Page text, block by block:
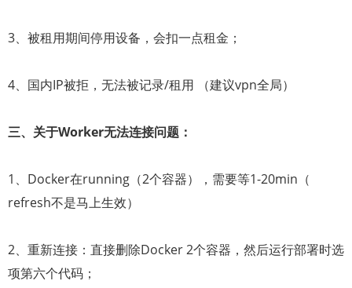
3、被租用期间停用设备，会扣一点租金；
4、国内IP被拒，无法被记录/租用 （建议vpn全局）
三、关于Worker无法连接问题：
1、Docker在running（2个容器），需要等1-20min（
refresh不是马上生效）
2、重新连接：直接删除Docker 2个容器，然后运行部署时选
项第六个代码；